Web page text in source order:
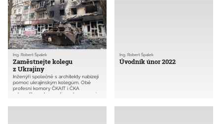
Zaměstnejte kolegu
z Ukrajiny
Ing. Robert Špalek
Inženýři společně s architekty nabízejí
pomoc ukrajinským kolegům. Obě
profesní komory ČKAIT i ČKA
odsoudily ruskou putinovskou agresi
tvoří databázi, která nabídne práci
Úvodník únor 2022
Ing. Robert Špalek